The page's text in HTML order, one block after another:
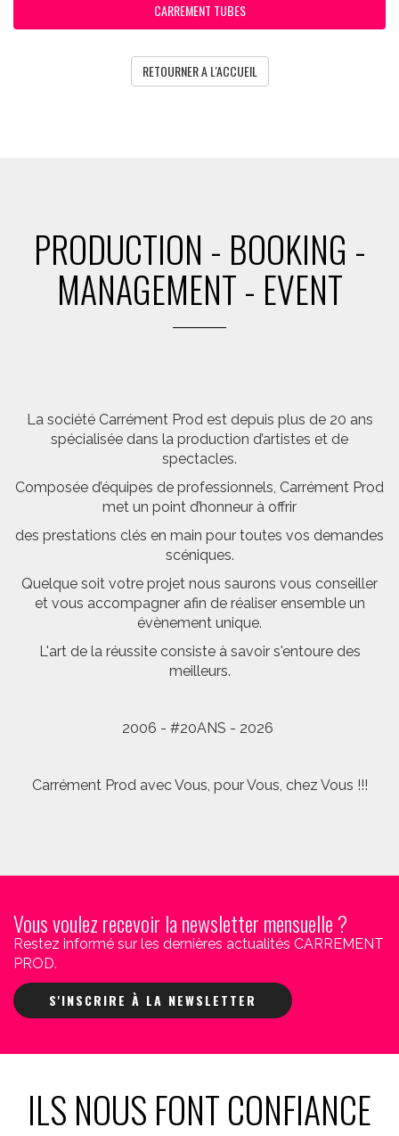
CARREMENT TUBES
RETOURNER A L'ACCUEIL
PRODUCTION - BOOKING -
MANAGEMENT - EVENT
La société Carrément Prod est depuis plus de 20 ans
spécialisée dans la production d’artistes et de
spectacles.
Composée d’équipes de professionnels, Carrément Prod
met un point d’honneur à offrir
des prestations clés en main pour toutes vos demandes
scéniques.
Quelque soit votre projet nous saurons vous conseiller
et vous accompagner afin de réaliser ensemble un
évènement unique.
L'art de la réussite consiste à savoir s'entoure des
meilleurs.
2006 - #20ANS - 2026
Carrément Prod avec Vous, pour Vous, chez Vous !!!
Vous voulez recevoir la newsletter mensuelle ?
Restez informé sur les dernières actualités CARREMENT
PROD.
S'INSCRIRE À LA NEWSLETTER
ILS NOUS FONT CONFIANCE